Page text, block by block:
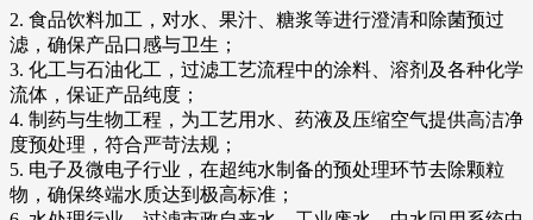
2. 食品饮料加工，对水、果汁、糖浆等进行澄清和除菌预过
滤，确保产品口感与卫生；
3. 化工与石油化工，过滤工艺流程中的涂料、溶剂及各种化学
流体，保证产品纯度；
4. 制药与生物工程，为工艺用水、药液及压缩空气提供高洁净
度预处理，符合严苛法规；
5. 电子及微电子行业，在超纯水制备的预处理环节去除颗粒
物，确保终端水质达到极高标准；